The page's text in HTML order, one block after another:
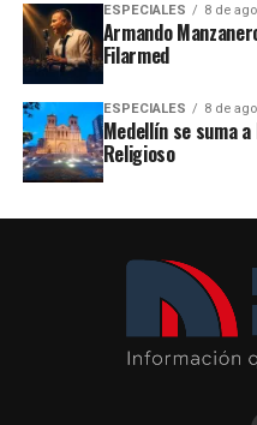
ESPECIALES 8 de
Armando
Filarmed
ESPECIALES 8 de
Medellín se suma
Religioso